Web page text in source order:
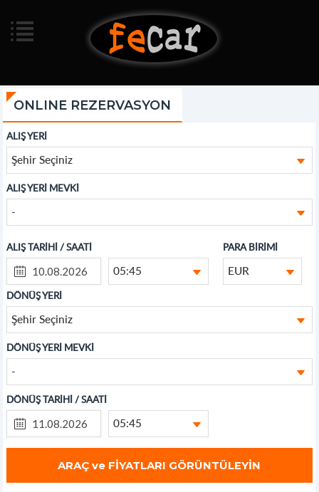
ONLINE REZERVASYON
ALIŞ YERİ
Şehir Seçiniz
ALIŞ YERİ MEVKİ
-
ALIŞ TARİHİ / SAATİ
05:45
PARA BİRİMİ
EUR
DÖNÜŞ YERİ
Şehir Seçiniz
DÖNÜŞ YERİ MEVKİ
-
DÖNÜŞ TARİHİ / SAATİ
05:45